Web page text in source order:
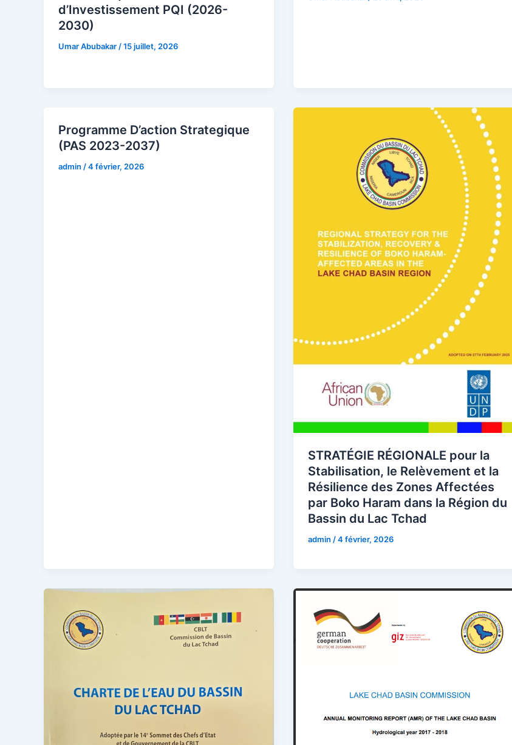
d’Investissement PQI (2026-
2030)
Umar Abubakar /15 juillet, 2026
Programme D’action Strategique
(PAS 2023-2037)
admin /4 février, 2026
STRATÉGIE RÉGIONALE pour la
Stabilisation, le Relèvement et la
Résilience des Zones Affectées
par Boko Haram dans la Région du
Bassin du Lac Tchad
admin /4 février, 2026